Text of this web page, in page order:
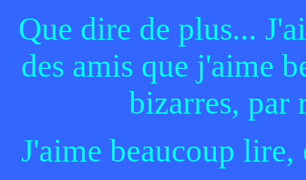
Que dire de plus...
des amis que j'aime
bizarres, par
J'aime beaucoup